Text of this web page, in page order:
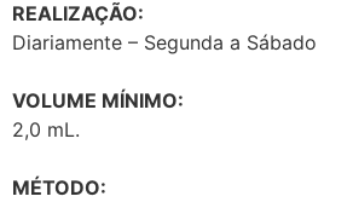
REALIZAÇÃO:
Diariamente – Segunda a Sábado
VOLUME MÍNIMO:
2,0 mL.
MÉTODO: